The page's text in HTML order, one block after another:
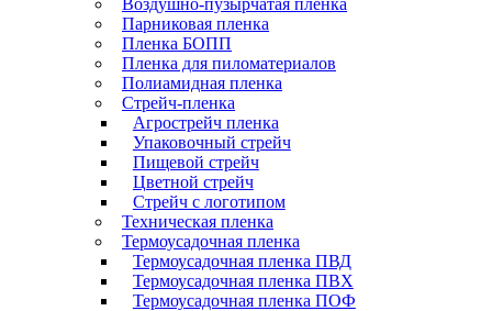
Воздушно-пузырчатая пленка
Парниковая пленка
Пленка БОПП
Пленка для пиломатериалов
Полиамидная пленка
Стрейч-пленка
Агрострейч пленка
Упаковочный стрейч
Пищевой стрейч
Цветной стрейч
Стрейч с логотипом
Техническая пленка
Термоусадочная пленка
Термоусадочная пленка ПВД
Термоусадочная пленка ПВХ
Термоусадочная пленка ПОФ